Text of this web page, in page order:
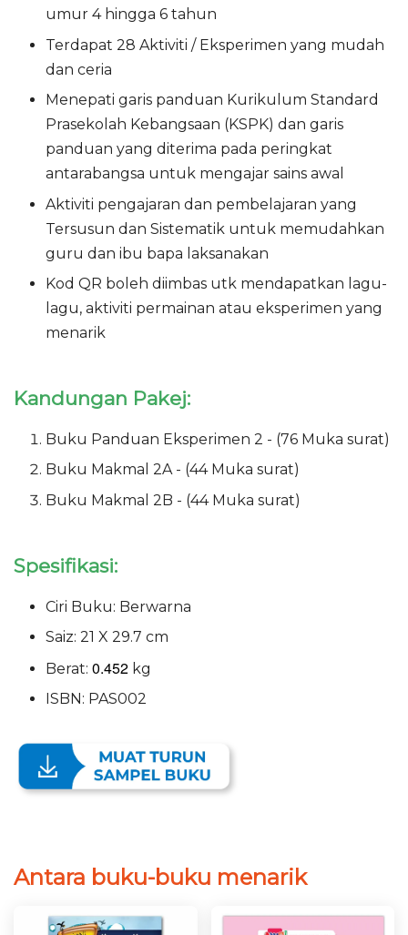
umur 4 hingga 6 tahun
Terdapat 28 Aktiviti / Eksperimen yang mudah
dan ceria
Menepati garis panduan Kurikulum Standard
Prasekolah Kebangsaan (KSPK) dan garis
panduan yang diterima pada peringkat
antarabangsa untuk mengajar sains awal
Aktiviti pengajaran dan pembelajaran yang
Tersusun dan Sistematik untuk memudahkan
guru dan ibu bapa laksanakan
Kod QR boleh diimbas utk mendapatkan lagu-
lagu, aktiviti permainan atau eksperimen yang
menarik
Kandungan Pakej:
Buku Panduan Eksperimen 2 - (76 Muka surat)
Buku Makmal 2A - (44 Muka surat)
Buku Makmal 2B - (44 Muka surat)
Spesifikasi:
Ciri Buku: Berwarna
Saiz: 21 X 29.7 cm
Berat: 0.452 kg
ISBN: PAS002
Antara buku-buku menarik